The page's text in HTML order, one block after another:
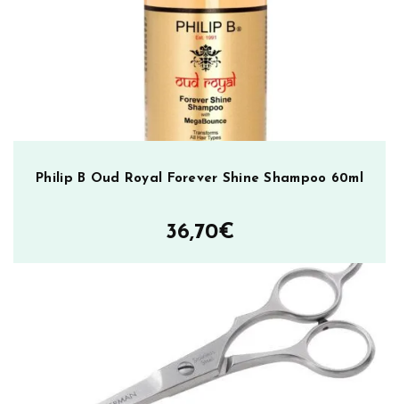
Philip B Oud Royal Forever Shine Shampoo 60ml
36,70€